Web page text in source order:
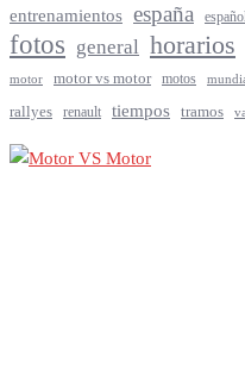
entrenamientos españa
fotos general horarios
motor motor vs motor motos
rallyes renault tiempos tramos